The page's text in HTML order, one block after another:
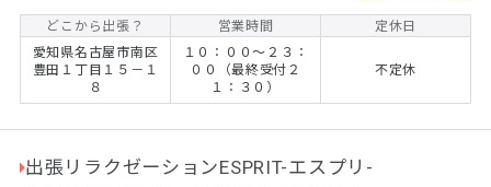
繰体バランス療法、骨盤調整など バキバキしないソ
フトな整体を ぜひおためしください！
どこから出張？ 営業時間
定休日
愛知県名古屋市南区
豊田１丁目１５－１
８
１０：００～２３：
００（最終受付２
１：３０）
不定休
出張リラクゼーションESPRIT-エスプリ-